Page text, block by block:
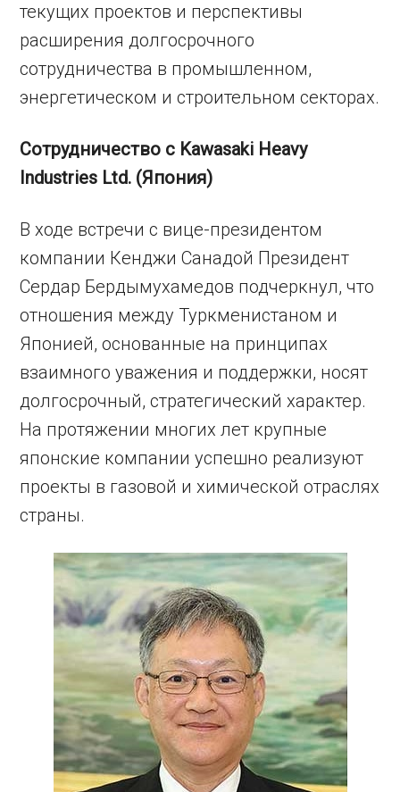
текущих проектов и перспективы
расширения долгосрочного
сотрудничества в промышленном,
энергетическом и строительном секторах.
Сотрудничество с Kawasaki Heavy
Industries Ltd. (Япония)
В ходе встречи с вице-президентом
компании Кенджи Санадой Президент
Сердар Бердымухамедов подчеркнул, что
отношения между Туркменистаном и
Японией, основанные на принципах
взаимного уважения и поддержки, носят
долгосрочный, стратегический характер.
На протяжении многих лет крупные
японские компании успешно реализуют
проекты в газовой и химической отраслях
страны.